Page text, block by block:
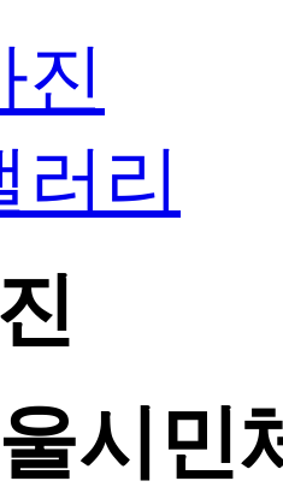
진
러리
시민